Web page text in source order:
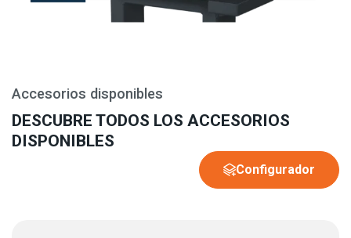
Accesorios disponibles
DESCUBRE TODOS LOS ACCESORIOS
DISPONIBLES
Configurador